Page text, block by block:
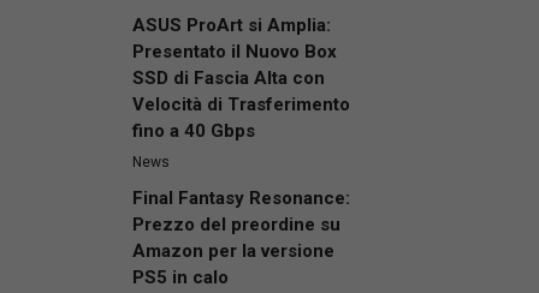
ASUS ProArt si Amplia:
Presentato il Nuovo Box
SSD di Fascia Alta con
Velocità di Trasferimento
fino a 40 Gbps
News
Final Fantasy Resonance:
Prezzo del preordine su
Amazon per la versione
PS5 in calo